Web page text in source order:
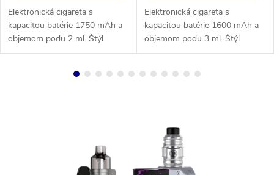
Elektronická cigareta s
kapacitou batérie 1750 mAh a
objemom podu 2 ml. Štýl
vapovania: MTL, RDL.
Elektronická cigareta s
kapacitou batérie 1600 mAh a
objemom podu 3 ml. Štýl
vapovania: MTL, RDL.